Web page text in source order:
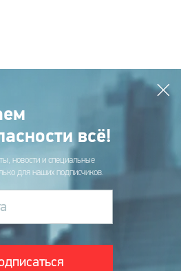
всё!
новости и специальные
для наших подписчиков.